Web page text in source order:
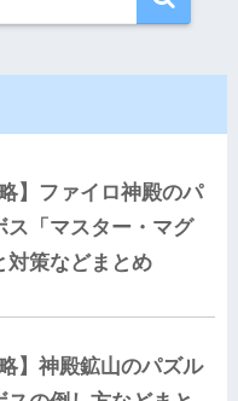
】ファイロ神殿のパ
ス「マスター・マグ
対策などまとめ
】神殿鉱山のパズル